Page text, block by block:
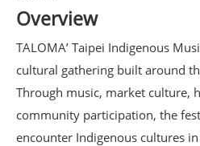
新
創
基
地
Overview
TALOMA’ Taipei Indigenous
cultural gathering built around
Through music, market culture,
community participation, the
encounter Indigenous cultures